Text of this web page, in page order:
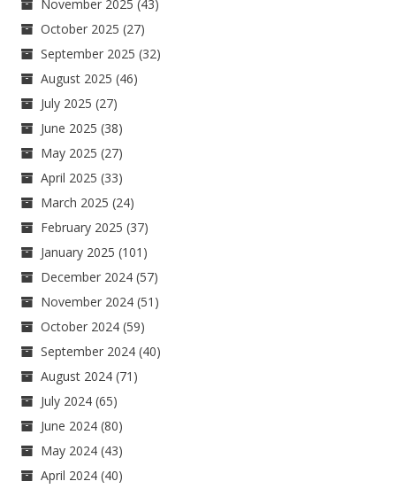
November 2025 (43)
October 2025 (27)
September 2025 (32)
August 2025 (46)
July 2025 (27)
June 2025 (38)
May 2025 (27)
April 2025 (33)
March 2025 (24)
February 2025 (37)
January 2025 (101)
December 2024 (57)
November 2024 (51)
October 2024 (59)
September 2024 (40)
August 2024 (71)
July 2024 (65)
June 2024 (80)
May 2024 (43)
April 2024 (40)